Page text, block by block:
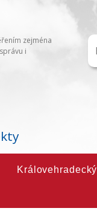
zejména
i
Královehradecký